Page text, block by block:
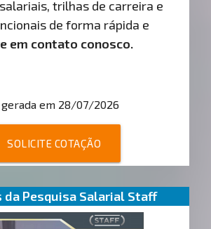
trilhas de carreira e
de forma rápida e
em contato conosco.
em 28/07/2026
SOLICITE COTAÇÃO
da Pesquisa Salarial Staff